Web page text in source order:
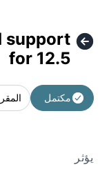
support
for 12.5
مكتمل
يؤثر